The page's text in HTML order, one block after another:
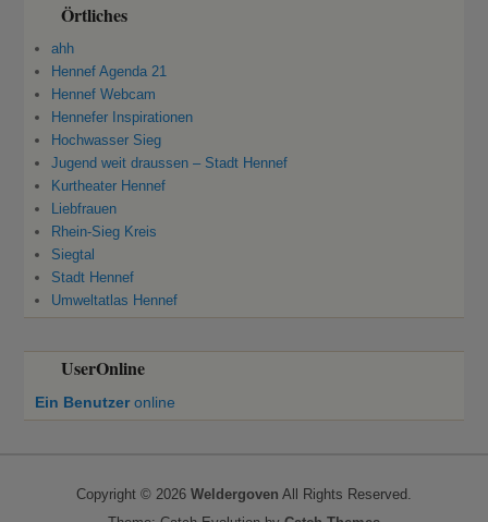
Örtliches
ahh
Hennef Agenda 21
Hennef Webcam
Hennefer Inspirationen
Hochwasser Sieg
Jugend weit draussen – Stadt Hennef
Kurtheater Hennef
Liebfrauen
Rhein-Sieg Kreis
Siegtal
Stadt Hennef
Umweltatlas Hennef
UserOnline
Ein Benutzeronline
Copyright © 2026 Weldergoven All Rights Reserved.